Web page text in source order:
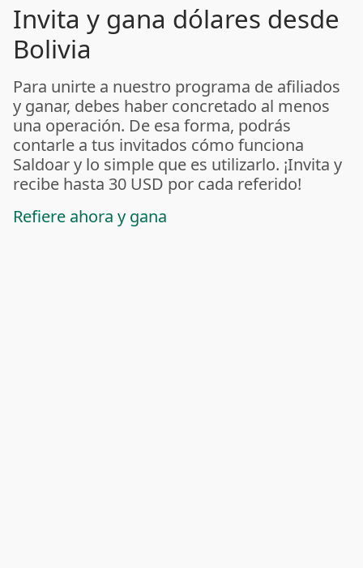
Invita y gana dólares desde
Bolivia
Para unirte a nuestro programa de afiliados
y ganar, debes haber concretado al menos
una operación. De esa forma, podrás
contarle a tus invitados cómo funciona
Saldoar y lo simple que es utilizarlo. ¡Invita y
recibe hasta 30 USD por cada referido!
Refiere ahora y gana